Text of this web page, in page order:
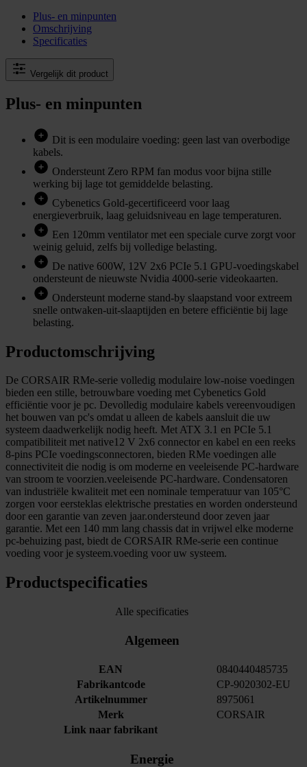
Plus- en minpunten
Omschrijving
Specificaties
Vergelijk dit product
Plus- en minpunten
Dit is een modulaire voeding: geen last van overbodige
kabels.
Ondersteunt Zero RPM fan modus voor bijna stille
werking bij lage tot gemiddelde belasting.
Cybenetics Gold-gecertificeerd voor laag
energieverbruik, laag geluidsniveau en lage temperaturen.
Een 120mm ventilator met een speciale curve zorgt voor
weinig geluid, zelfs bij volledige belasting.
De native 600W, 12V 2x6 PCIe 5.1 GPU-voedingskabel
ondersteunt de nieuwste Nvidia 4000-serie videokaarten.
Ondersteunt moderne stand-by slaapstand voor extreem
snelle ontwaken-uit-slaaptijden en betere efficiëntie bij lage
belasting.
Productomschrijving
De CORSAIR RMe-serie volledig modulaire low-noise voedingen
bieden een stille, betrouwbare voeding met Cybenetics Gold
efficiëntie voor je pc. Devolledig modulaire kabels vereenvoudigen
het bouwen van pc's omdat u alleen de kabels aansluit die uw
systeem daadwerkelijk nodig heeft. Met ATX 3.1 en PCIe 5.1
compatibiliteit met native12 V 2x6 connector en kabel en een reeks
8-pins PCIe voedingsconnectoren, bieden RMe voedingen alle
connectiviteit die nodig is om moderne en veeleisende PC-hardware
van stroom te voorzien.veeleisende PC-hardware. Condensatoren
van industriële kwaliteit met een nominale temperatuur van 105°C
zorgen voor eersteklas elektrische prestaties en worden ondersteund
door een garantie van zeven jaar.ondersteund door zeven jaar
garantie. Met een 140 mm lang chassis dat in vrijwel elke moderne
pc-behuizing past, biedt de CORSAIR RMe-serie een continue
voeding voor je systeem.voeding voor uw systeem.
Productspecificaties
Alle specificaties
Algemeen
EAN
0840440485735
Fabrikantcode
CP-9020302-EU
Artikelnummer
8975061
Merk
CORSAIR
Link naar fabrikant
Energie